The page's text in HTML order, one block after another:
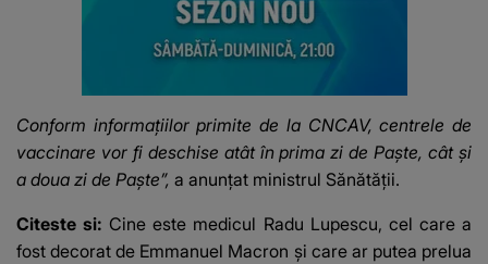
Conform informaţiilor primite de la CNCAV, centrele de
vaccinare vor fi deschise atât în prima zi de Paşte, cât şi
a doua zi de Paşte”, a anunţat ministrul Sănătăţii.
Citeste si: Cine este medicul Radu Lupescu, cel care a
fost decorat de Emmanuel Macron și care ar putea prelua